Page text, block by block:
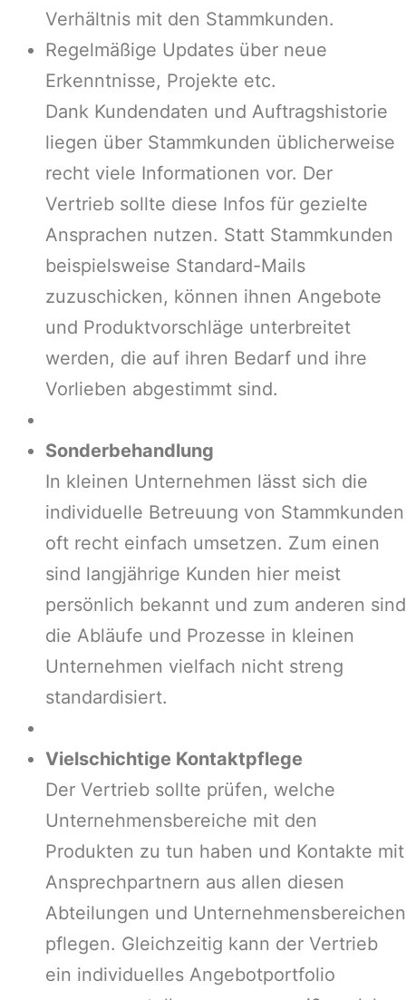
Verhältnis mit den Stammkunden.
Regelmäßige Updates über neue
Erkenntnisse, Projekte etc.
Dank Kundendaten und Auftragshistorie
liegen über Stammkunden üblicherweise
recht viele Informationen vor. Der
Vertrieb sollte diese Infos für gezielte
Ansprachen nutzen. Statt Stammkunden
beispielsweise Standard-Mails
zuzuschicken, können ihnen Angebote
und Produktvorschläge unterbreitet
werden, die auf ihren Bedarf und ihre
Vorlieben abgestimmt sind.
Sonderbehandlung
In kleinen Unternehmen lässt sich die
individuelle Betreuung von Stammkunden
oft recht einfach umsetzen. Zum einen
sind langjährige Kunden hier meist
persönlich bekannt und zum anderen sind
die Abläufe und Prozesse in kleinen
Unternehmen vielfach nicht streng
standardisiert.
Vielschichtige Kontaktpflege
Der Vertrieb sollte prüfen, welche
Unternehmensbereiche mit den
Produkten zu tun haben und Kontakte mit
Ansprechpartnern aus allen diesen
Abteilungen und Unternehmensbereichen
pflegen. Gleichzeitig kann der Vertrieb
ein individuelles Angebotportfolio